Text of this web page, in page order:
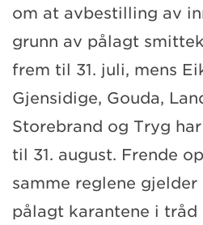
om at avbestilling av
grunn av pålagt
frem til 31. juli, mens
Gjensidige, Gouda,
Storebrand og Tryg
til 31. august. Frende
samme reglene
pålagt karantene i tråd